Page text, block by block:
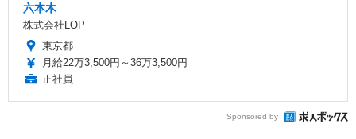
六本木
株式会社LOP
東京都
月給22万3,500円～36万3,500円
正社員
Sponsored by